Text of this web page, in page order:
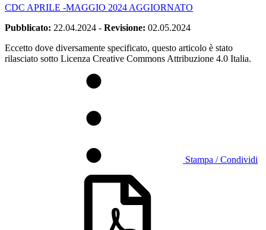
CDC APRILE -MAGGIO 2024 AGGIORNATO
Pubblicato: 22.04.2024 - Revisione: 02.05.2024
Eccetto dove diversamente specificato, questo articolo è stato
rilasciato sotto Licenza Creative Commons Attribuzione 4.0 Italia.
Stampa / Condividi